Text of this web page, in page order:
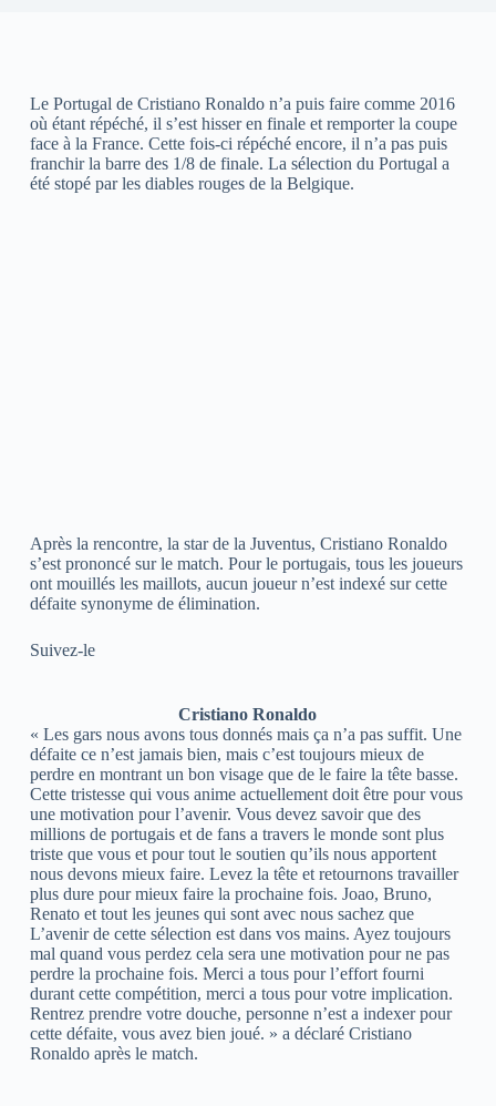
Le Portugal de Cristiano Ronaldo n’a puis faire comme 2016
où étant répéché, il s’est hisser en finale et remporter la coupe
face à la France. Cette fois-ci répéché encore, il n’a pas puis
franchir la barre des 1/8 de finale. La sélection du Portugal a
été stopé par les diables rouges de la Belgique.
Après la rencontre, la star de la Juventus, Cristiano Ronaldo
s’est prononcé sur le match. Pour le portugais, tous les joueurs
ont mouillés les maillots, aucun joueur n’est indexé sur cette
défaite synonyme de élimination.
Suivez-le
Cristiano Ronaldo
« Les gars nous avons tous donnés mais ça n’a pas suffit. Une
défaite ce n’est jamais bien, mais c’est toujours mieux de
perdre en montrant un bon visage que de le faire la tête basse.
Cette tristesse qui vous anime actuellement doit être pour vous
une motivation pour l’avenir. Vous devez savoir que des
millions de portugais et de fans a travers le monde sont plus
triste que vous et pour tout le soutien qu’ils nous apportent
nous devons mieux faire. Levez la tête et retournons travailler
plus dure pour mieux faire la prochaine fois. Joao, Bruno,
Renato et tout les jeunes qui sont avec nous sachez que
L’avenir de cette sélection est dans vos mains. Ayez toujours
mal quand vous perdez cela sera une motivation pour ne pas
perdre la prochaine fois. Merci a tous pour l’effort fourni
durant cette compétition, merci a tous pour votre implication.
Rentrez prendre votre douche, personne n’est a indexer pour
cette défaite, vous avez bien joué. » a déclaré Cristiano
Ronaldo après le match.